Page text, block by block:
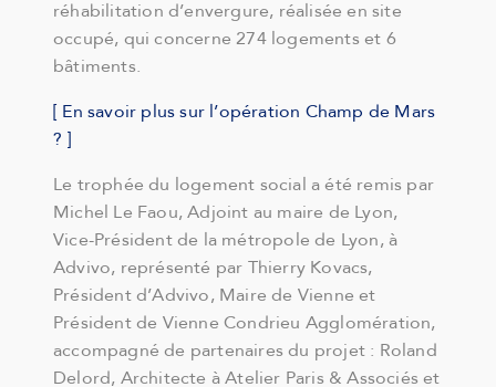
réhabilitation d’envergure, réalisée en site
occupé, qui concerne 274 logements et 6
bâtiments.
[ En savoir plus sur l’opération Champ de Mars
? ]
Le trophée du logement social a été remis par
Michel Le Faou, Adjoint au maire de Lyon,
Vice-Président de la métropole de Lyon, à
Advivo, représenté par Thierry Kovacs,
Président d’Advivo, Maire de Vienne et
Président de Vienne Condrieu Agglomération,
accompagné de partenaires du projet : Roland
Delord, Architecte à Atelier Paris & Associés et